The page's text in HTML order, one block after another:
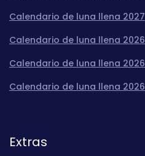
Calendario de luna llena 2027
Calendario de luna llena
Calendario de luna llena
Calendario de luna llena
Extras